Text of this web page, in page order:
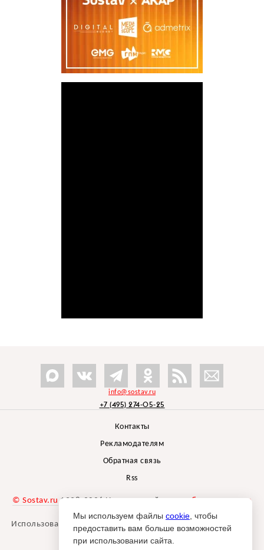
info@sostav.ru
+7 (495) 274-05-25
Контакты
Рекламодателям
Обратная связь
Rss
© Sostav.ru 1998-2026 Независимый проектбрендингового
агентства Depot
Использование материалов Sostav.ru допустимо только при
указании источника.
Мы используем файлы cookie , чтобы
предоставить вам больше возможностей
при использовании сайта.